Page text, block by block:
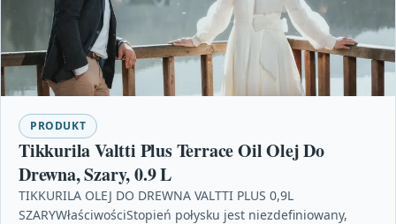
PRODUKT
Tikkurila Valtti Plus Terrace Oil Olej Do
Drewna, Szary, 0.9 L
TIKKURILA OLEJ DO DREWNA VALTTI PLUS 0,9L
SZARYWłaściwościStopień połysku jest niezdefiniowany,